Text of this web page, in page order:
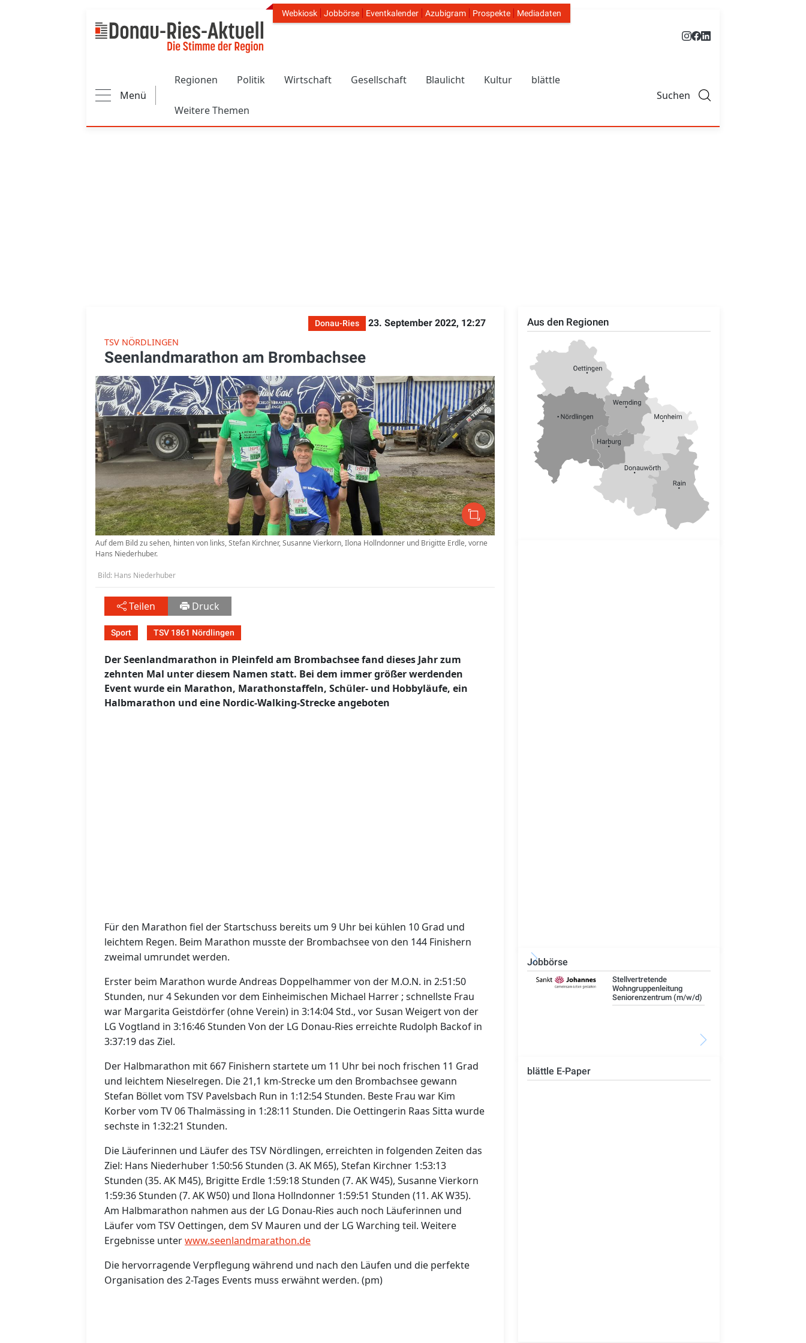
Header Navigation
Webkiosk Jobbörse Eventkalender Azubigram Prospekte Mediadaten
Menü
Regionen Politik Wirtschaft Gesellschaft Blaulicht Kultur blättle
Weitere Themen
Suchen
Donau-Ries
23. September 2022, 12:27
TSV NÖRDLINGEN
Seenlandmarathon am Brombachsee
Auf dem Bild zu sehen, hinten von links, Stefan Kirchner, Susanne Vierkorn, Ilona Hollndonner und Brigitte Erdle, vorne
Hans Niederhuber.
Bild: Hans Niederhuber
Teilen Druck
Sport TSV 1861 Nördlingen
Der Seenlandmarathon in Pleinfeld am Brombachsee fand dieses Jahr zum
zehnten Mal unter diesem Namen statt. Bei dem immer größer werdenden
Event wurde ein Marathon, Marathonstaffeln, Schüler- und Hobbyläufe, ein
Halbmarathon und eine Nordic-Walking-Strecke angeboten
Für den Marathon fiel der Startschuss bereits um 9 Uhr bei kühlen 10 Grad und
leichtem Regen. Beim Marathon musste der Brombachsee von den 144 Finishern
zweimal umrundet werden.
Erster beim Marathon wurde Andreas Doppelhammer von der M.O.N. in 2:51:50
Stunden, nur 4 Sekunden vor dem Einheimischen Michael Harrer ; schnellste Frau
war Margarita Geistdörfer (ohne Verein) in 3:14:04 Std., vor Susan Weigert von der
LG Vogtland in 3:16:46 Stunden Von der LG Donau-Ries erreichte Rudolph Backof in
3:37:19 das Ziel.
Der Halbmarathon mit 667 Finishern startete um 11 Uhr bei noch frischen 11 Grad
und leichtem Nieselregen. Die 21,1 km-Strecke um den Brombachsee gewann
Stefan Böllet vom TSV Pavelsbach Run in 1:12:54 Stunden. Beste Frau war Kim
Korber vom TV 06 Thalmässing in 1:28:11 Stunden. Die Oettingerin Raas Sitta wurde
sechste in 1:32:21 Stunden.
Die Läuferinnen und Läufer des TSV Nördlingen, erreichten in folgenden Zeiten das
Ziel: Hans Niederhuber 1:50:56 Stunden (3. AK M65), Stefan Kirchner 1:53:13
Stunden (35. AK M45), Brigitte Erdle 1:59:18 Stunden (7. AK W45), Susanne Vierkorn
1:59:36 Stunden (7. AK W50) und Ilona Hollndonner 1:59:51 Stunden (11. AK W35).
Am Halbmarathon nahmen aus der LG Donau-Ries auch noch Läuferinnen und
Läufer vom TSV Oettingen, dem SV Mauren und der LG Warching teil. Weitere
Ergebnisse unterwww.seenlandmarathon.de
Die hervorragende Verpflegung während und nach den Läufen und die perfekte
Organisation des 2-Tages Events muss erwähnt werden. (pm)
Aus den Regionen
Jobbörse
IT-Administrator (m/w/d)
Stellvertretende
Wohngruppenleitung
Seniorenzentrum (m/w/d)
blättle E-Paper